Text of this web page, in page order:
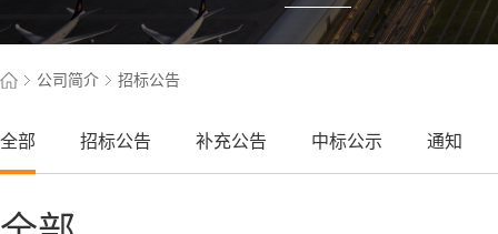
公司简介 招标公告
全部 招标公告 补充公告 中标公示 通知